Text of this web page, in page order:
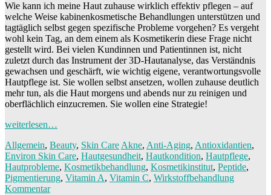
Wie kann ich meine Haut zuhause wirklich effektiv pflegen – auf
welche Weise kabinenkosmetische Behandlungen unterstützen und
tagtäglich selbst gegen spezifische Probleme vorgehen? Es vergeht
wohl kein Tag, an dem einem als Kosmetikerin diese Frage nicht
gestellt wird. Bei vielen Kundinnen und Patientinnen ist, nicht
zuletzt durch das Instrument der 3D-Hautanalyse, das Verständnis
gewachsen und geschärft, wie wichtig eigene, verantwortungsvolle
Hautpflege ist. Sie wollen selbst ansetzen, wollen zuhause deutlich
mehr tun, als die Haut morgens und abends nur zu reinigen und
oberflächlich einzucremen. Sie wollen eine Strategie!
weiterlesen…
Allgemein, Beauty, Skin Care Akne, Anti-Aging, Antioxidantien,
Environ Skin Care, Hautgesundheit, Hautkondition, Hautpflege,
Hautprobleme, Kosmetikbehandlung, Kosmetikinstitut, Peptide,
Pigmentierung, Vitamin A, Vitamin C, Wirkstoffbehandlung
Kommentar